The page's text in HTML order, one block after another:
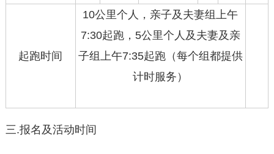
起跑时间
10公里个人，亲子及夫妻组上午
7:30起跑，5公里个人及夫妻及亲
子组上午7:35起跑（每个组都提供
计时服务）
三.报名及活动时间